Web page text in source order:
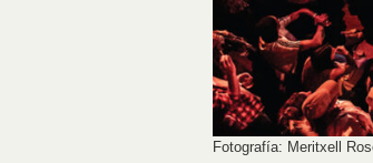
Fotografía: Meritxell